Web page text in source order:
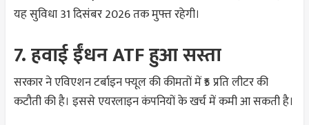
यह सुविधा 31 दिसंबर 2026 तक मुफ्त रहेगी।
7. हवाई ईंधन ATF हुआ सस्ता
सरकार ने एविएशन टर्बाइन फ्यूल की कीमतों में ₹5 प्रति लीटर की
कटौती की है। इससे एयरलाइन कंपनियों के खर्च में कमी आ सकती है।